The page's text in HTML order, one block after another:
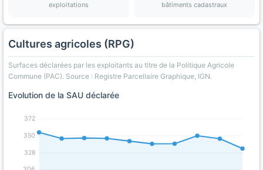
exploitations bâtiments cadastraux
Cultures agricoles (RPG)
Surfaces déclarées par les exploitants au titre de la Politique Agricole
Commune (PAC). Source : Registre Parcellaire Graphique, IGN.
Evolution de la SAU déclarée
328
350
372